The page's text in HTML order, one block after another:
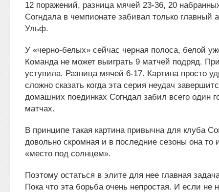
12 поражений, разница мячей 23-36, 20
Согндала в чемпионате забивал только главный
Ульф.
У «черно-белых» сейчас черная полоса, белой
Команда не может выиграть 9 матчей подряд.
уступила. Разница мячей 6-17. Картина просто
сложно сказать когда эта серия неудач
домашних поединках Согндал забил всего один
матчах.
В принципе такая картина привычна для клуба
довольно скромная и в последние сезоны она то
«место под солнцем».
Поэтому остаться в элите для нее главная
Пока что эта борьба очень непростая. И если не